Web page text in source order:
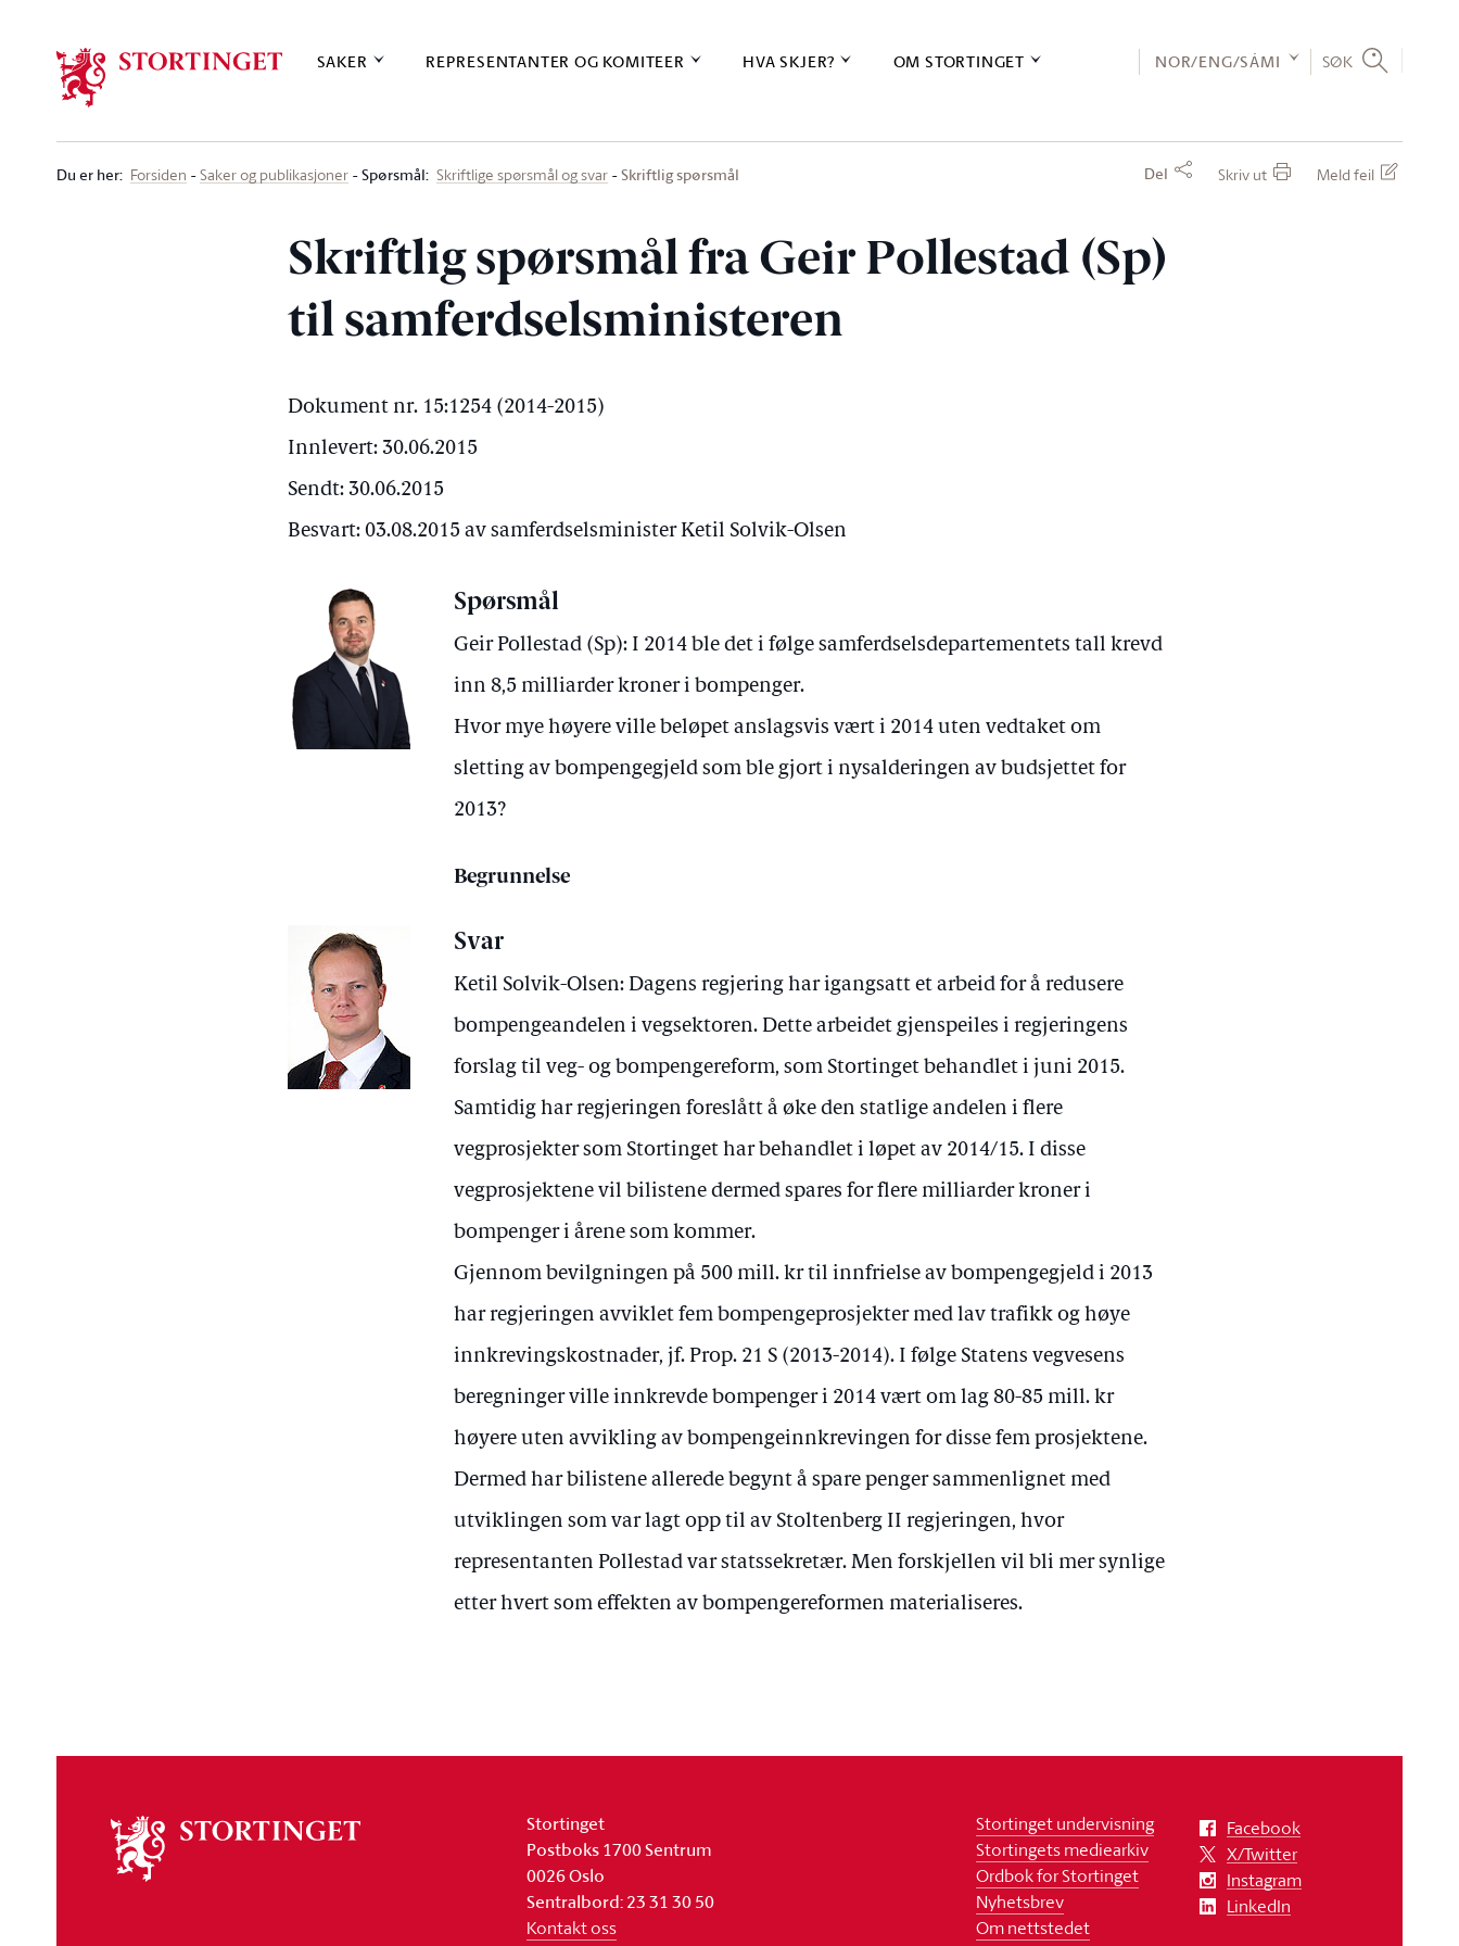
SAKER REPRESENTANTER OG KOMITEER HVA SKJER? OM STORTINGET NOR/ENG/SÁMI SØK
Du er her: Forsiden Saker og publikasjoner Spørsmål: Skriftlige spørsmål og svar Skriftlig spørsmål Del Skriv ut Meld feil
Skriftlig spørsmål fra Geir Pollestad (Sp)
til samferdselsministeren
Dokument nr. 15:1254 (2014-2015)
Innlevert: 30.06.2015
Sendt: 30.06.2015
Besvart: 03.08.2015 av samferdselsminister Ketil Solvik-Olsen
Spørsmål
Geir Pollestad (Sp): I 2014 ble det i følge samferdselsdepartementets tall krevd
inn 8,5 milliarder kroner i bompenger.
Hvor mye høyere ville beløpet anslagsvis vært i 2014 uten vedtaket om
sletting av bompengegjeld som ble gjort i nysalderingen av budsjettet for
2013?
Begrunnelse
Svar
Ketil Solvik-Olsen: Dagens regjering har igangsatt et arbeid for å redusere
bompengeandelen i vegsektoren. Dette arbeidet gjenspeiles i regjeringens
forslag til veg- og bompengereform, som Stortinget behandlet i juni 2015.
Samtidig har regjeringen foreslått å øke den statlige andelen i flere
vegprosjekter som Stortinget har behandlet i løpet av 2014/15. I disse
vegprosjektene vil bilistene dermed spares for flere milliarder kroner i
bompenger i årene som kommer.
Gjennom bevilgningen på 500 mill. kr til innfrielse av bompengegjeld i 2013
har regjeringen avviklet fem bompengeprosjekter med lav trafikk og høye
innkrevingskostnader, jf. Prop. 21 S (2013-2014). I følge Statens vegvesens
beregninger ville innkrevde bompenger i 2014 vært om lag 80-85 mill. kr
høyere uten avvikling av bompengeinnkrevingen for disse fem prosjektene.
Dermed har bilistene allerede begynt å spare penger sammenlignet med
utviklingen som var lagt opp til av Stoltenberg II regjeringen, hvor
representanten Pollestad var statssekretær. Men forskjellen vil bli mer synlige
etter hvert som effekten av bompengereformen materialiseres.
stortinget
Stortinget
Postboks 1700 Sentrum
0026 Oslo
Sentralbord: 23 31 30 50
Kontakt oss
Stortinget undervisning
Stortingets mediearkiv
Ordbok for Stortinget
Nyhetsbrev
Om nettstedet
Facebook
X/Twitter
Instagram
LinkedIn